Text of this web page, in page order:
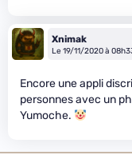
Xnimak
Le 19/11/2020 à
Encore une appli
personnes avec un
Yumoche.